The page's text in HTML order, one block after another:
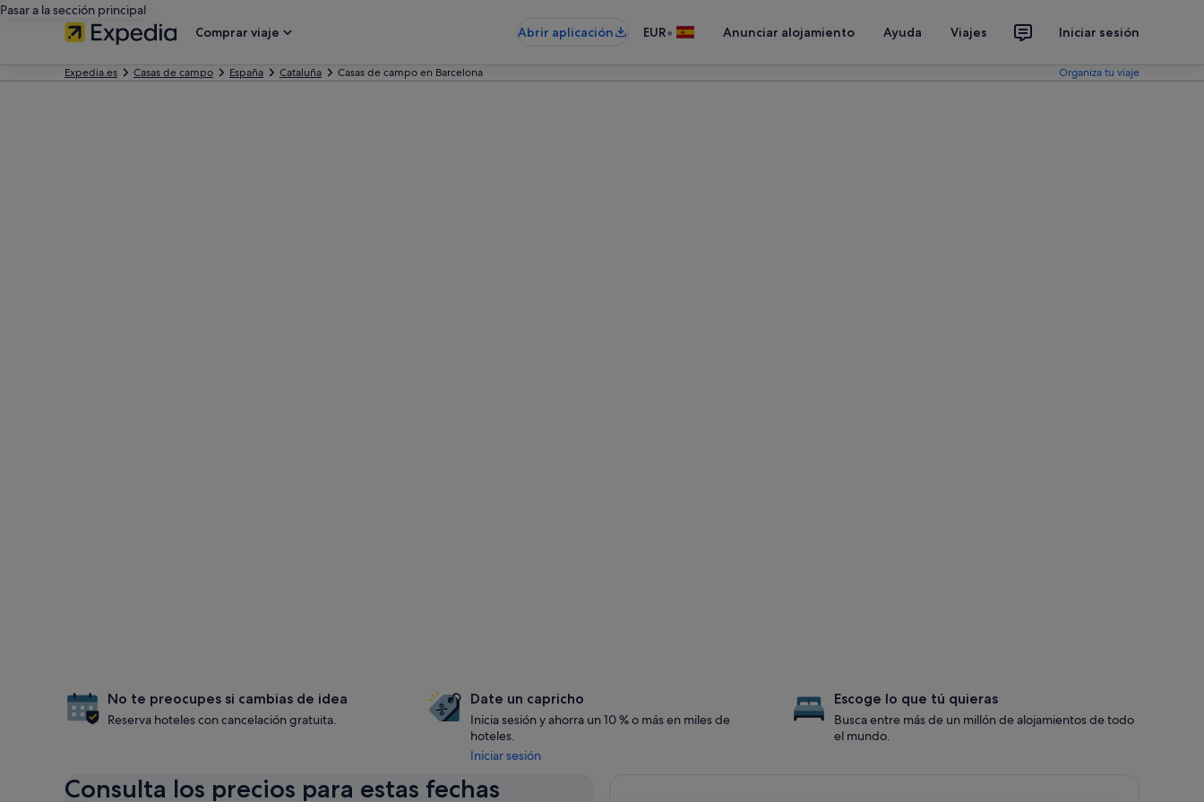
Pasar a la sección principal
Comprar viaje
Abrir aplicación EUR• Anunciar alojamiento Ayuda Viajes Iniciar sesión
Expedia.es Casas de campo España Cataluña Casas de campo en Barcelona Organiza tu viaje
No te preocupes si cambias de idea
Reserva hoteles con cancelación gratuita.
Date un capricho
Inicia sesión y ahorra un 10 % o más en miles de
hoteles.
Iniciar sesión
Escoge lo que tú quieras
Busca entre más de un millón de alojamientos de todo
el mundo.
Consulta los precios para estas fechas